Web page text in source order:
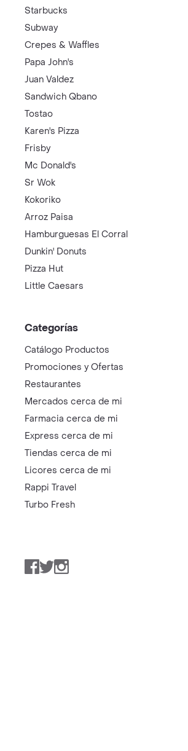
Starbucks
Subway
Crepes & Waffles
Papa John's
Juan Valdez
Sandwich Qbano
Tostao
Karen's Pizza
Frisby
Mc Donald's
Sr Wok
Kokoriko
Arroz Paisa
Hamburguesas El Corral
Dunkin' Donuts
Pizza Hut
Little Caesars
Categorías
Catálogo Productos
Promociones y Ofertas
Restaurantes
Mercados cerca de mi
Farmacia cerca de mi
Express cerca de mi
Tiendas cerca de mi
Licores cerca de mi
Rappi Travel
Turbo Fresh
Facebook
TwitterInstagram